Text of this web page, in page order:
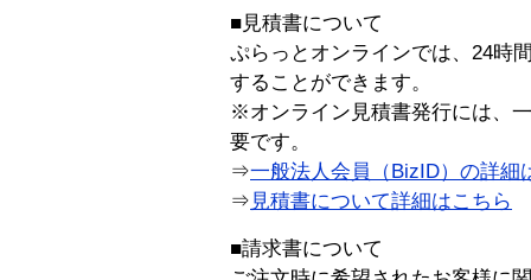
■見積書について
ぷらっとオンラインでは、24時
することができます。
※オンライン見積書発行には、
要です。
⇒一般法人会員（BizID）の詳細
⇒ 見積書について詳細はこちら
■請求書について